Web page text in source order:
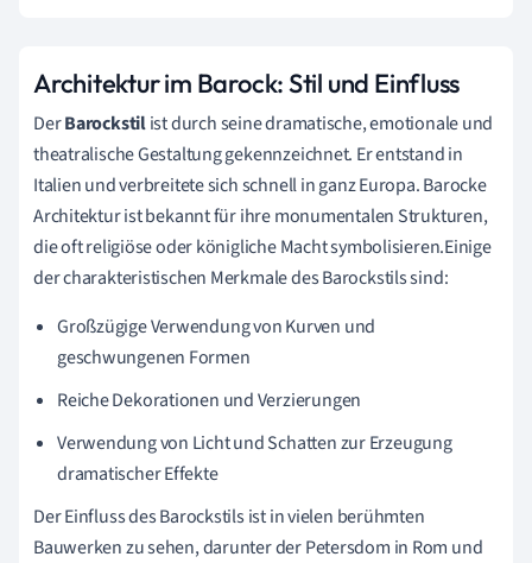
Architektur im Barock: Stil und Einfluss
DerBarockstilist durch seine dramatische, emotionale und
theatralische Gestaltung gekennzeichnet. Er entstand in
Italien und verbreitete sich schnell in ganz Europa. Barocke
Architektur ist bekannt für ihre monumentalen Strukturen,
die oft religiöse oder königliche Macht symbolisieren.Einige
der charakteristischen Merkmale des Barockstils sind:
Großzügige Verwendung von Kurven und
geschwungenen Formen
Reiche Dekorationen und Verzierungen
Verwendung von Licht und Schatten zur Erzeugung
dramatischer Effekte
Der Einfluss des Barockstils ist in vielen berühmten
Bauwerken zu sehen, darunter der Petersdom in Rom und